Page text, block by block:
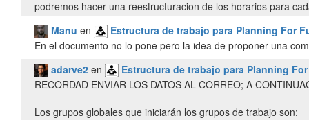
Manu en
Estructura de trabajo para Planning For
En el documento no lo pone pero la idea de proponer una
adarve2 en
Estructura de trabajo para Planning
RECORDAD ENVIAR LOS DATOS AL CORREO; A
Los grupos globales que iniciarán los grupos de trabajo son: